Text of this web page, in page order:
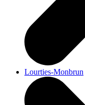
Lourties-Monbrun